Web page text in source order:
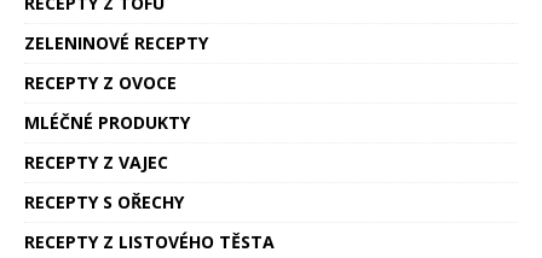
ZELENINOVÉ RECEPTY
RECEPTY Z OVOCE
MLÉČNÉ PRODUKTY
RECEPTY Z VAJEC
RECEPTY S OŘECHY
RECEPTY Z LISTOVÉHO TĚSTA